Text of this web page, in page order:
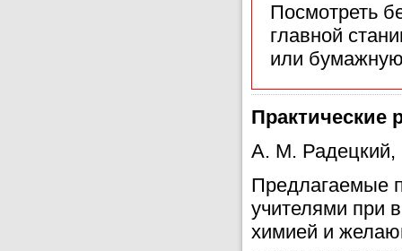
Посмотреть
главной
или
Практические
А. М.
Предлагаемые
учителями при
химией и